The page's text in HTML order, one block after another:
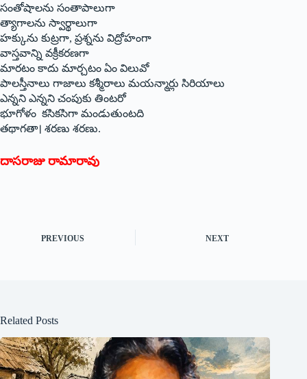
సంతోషాలను సంతాపాలుగా
త్యాగాలను స్వార్థాలుగా
హక్కును కుట్రగా, ప్రశ్నను విద్రోహంగా
వాస్తవాన్ని వక్రీకరణగా
మారటం కాదు మార్చటం ఏం విలువో
పాలస్తీనాలు గాజాలు కశ్మీరాలు మయన్మార్లు సిరియాలు
ఎన్నని ఎన్నని చంపుకు తింటరో
భూగోళం కసికసిగా మండుతుంటది
తథాగతా। శరణు శరణు.
దాసరాజు రామారావు
PREVIOUS NEXT
Related Posts